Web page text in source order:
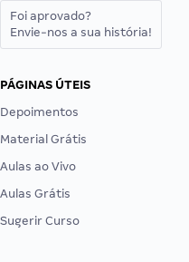
Foi aprovado?
Envie-nos a sua história!
PÁGINAS ÚTEIS
Depoimentos
Material Grátis
Aulas ao Vivo
Aulas Grátis
Sugerir Curso